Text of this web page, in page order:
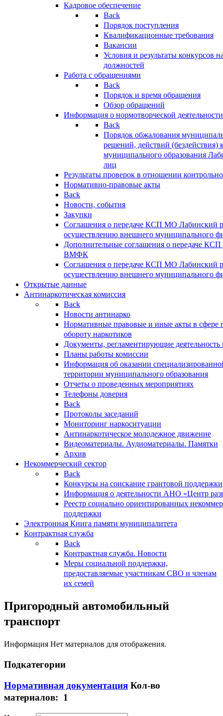
Кадровое обеспечение
Back
Порядок поступления
Квалификационные требования
Вакансии
Условия и результаты конкурсов
должностей
Работа с обращениями
Back
Порядок и время обращения
Обзор обращений
Информация о нормотворческой деятельности
Back
Порядок обжалования
решений, действий (бездействия)
муниципального образования
лиц
Результаты проверок в отношении
Нормативно-правовые акты
Back
Новости, события
Закупки
Соглашения о передаче КСП МО Лабинский
осуществлению внешнего муниципального
Дополнительные соглашения о передаче
ВМФК
Соглашения о передаче КСП МО Лабинский
осуществлению внешнего муниципального
Открытые данные
Антинаркотическая комиссия
Back
Новости антинарко
Нормативные правовые и иные акты в сфере
обороту наркотиков
Документы, регламентирующие деятельность
Планы работы комиссии
Информация об оказании
территории муниципального образования
Отчеты о проведенных мероприятиях
Телефоны доверия
Back
Протоколы заседаний
Мониторинг наркоситуации
Антинаркотическое молодежное движение
Видеоматериалы. Аудиоматериалы. Памятки
Архив
Некоммерческий сектор
Back
Конкурсы на соискание грантовой поддержки
Информация о деятельности АНО «Центр
Реестр социально ориентированных
поддержки
Электронная Книга памяти муниципалитета
Контрактная служба
Back
Контрактная служба. Новости
Меры социальной поддержки,
предоставляемые участникам СВО и членам
их семей
Пригородный автомобильный
транспорт
Информация Нет материалов для отображения.
Подкатегории
Нормативная документация Кол-во
материалов: 1